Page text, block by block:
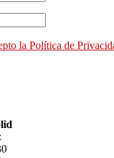
la Política de